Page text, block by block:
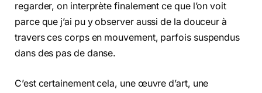
regarder, on interprète finalement ce que l’on voit
parce que j’ai pu y observer aussi de la douceur à
travers ces corps en mouvement, parfois suspendus
dans des pas de danse.
C’est certainement cela, une œuvre d’art, une